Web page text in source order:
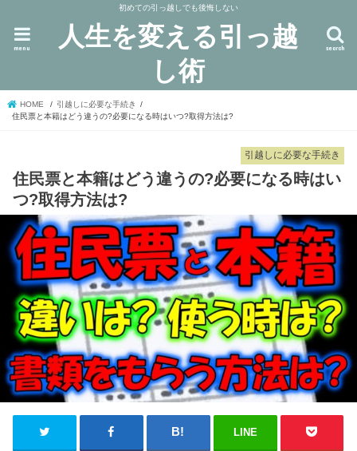
初めての引っ越しでも後悔しない
人生を変える引っ越
し術
search
menu
HOME
引越しに必要な手続き
住民票と本籍はどう違うの?必要になる時はいつ?取得方法は?
引越しに必要な手続き
住民票と本籍はどう違うの?必要になる時はい
つ?取得方法は?
LINE